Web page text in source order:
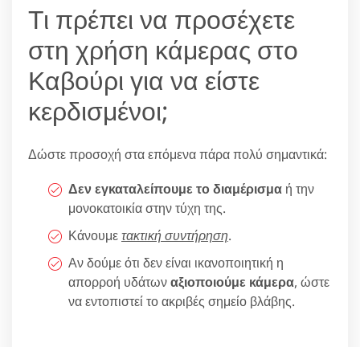
Τι πρέπει να προσέχετε
στη χρήση κάμερας στο
Καβούρι για να είστε
κερδισμένοι;
Δώστε προσοχή στα επόμενα πάρα πολύ σημαντικά:
Δεν εγκαταλείπουμε το διαμέρισμα ή την
μονοκατοικία στην τύχη της.
Κάνουμετακτική συντήρηση.
Αν δούμε ότι δεν είναι ικανοποιητική η
απορροή υδάτωναξιοποιούμε κάμερα, ώστε
να εντοπιστεί το ακριβές σημείο βλάβης.